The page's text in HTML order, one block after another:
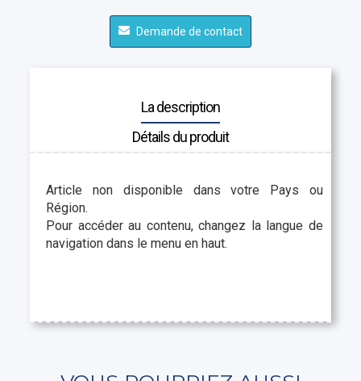
Demande de contact
La description
Détails du produit
Article non disponible dans votre Pays ou
Région.
Pour accéder au contenu, changez la langue de
navigation dans le menu en haut.